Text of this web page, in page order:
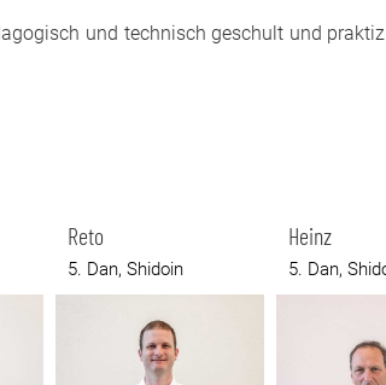
und technisch geschult und
Reto
5. Dan, Shidoin
Heinz
5. Dan,